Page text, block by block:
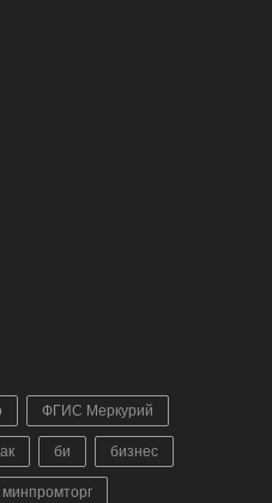
ФГИС Меркурий
би бизнес
минпромторг